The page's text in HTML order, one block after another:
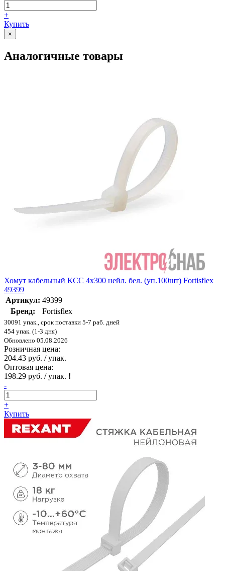
+
Купить
×
Аналогичные товары
Хомут кабельный КСС 4х300 нейл. бел. (уп.100шт) Fortisflex
49399
Артикул: 49399
Бренд:
Fortisflex
30091 упак., срок поставки 5-7 раб. дней
454 упак. (1-3 дня)
Обновлено 05.08.2026
Розничная цена:
204.43 руб. / упак.
Оптовая цена:
198.29 руб. / упак. !
-
+
Купить